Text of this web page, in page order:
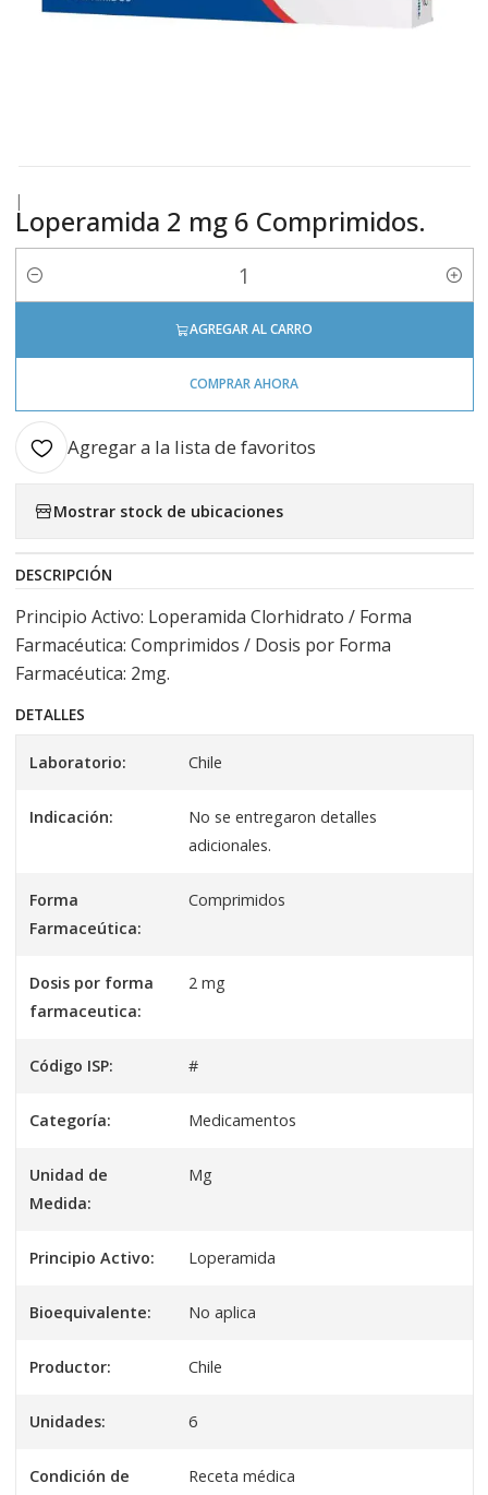
|
Loperamida 2 mg 6 Comprimidos.
Cantidad
AGREGAR AL CARRO
COMPRAR AHORA
Agregar a la lista de favoritos
Mostrar stock de ubicaciones
DESCRIPCIÓN
Principio Activo: Loperamida Clorhidrato / Forma
Farmacéutica: Comprimidos / Dosis por Forma
Farmacéutica: 2mg.
DETALLES
Laboratorio: Chile
Indicación:
No se entregaron detalles
adicionales.
Forma
Farmaceútica:
Comprimidos
Dosis por forma
farmaceutica:
2 mg
Código ISP: #
Categoría: Medicamentos
Unidad de
Medida:
Mg
Principio Activo: Loperamida
Bioequivalente: No aplica
Productor: Chile
Unidades: 6
Condición de
Receta médica